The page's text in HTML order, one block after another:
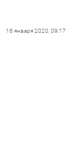
16 января 2020, 09:17